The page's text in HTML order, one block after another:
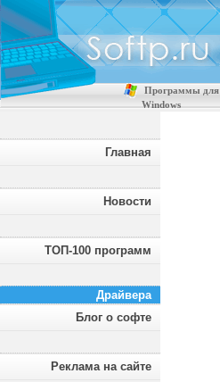
Программы для
Windows
Главная
Новости
ТОП-100 программ
Драйвера
Блог о софте
Реклама на сайте